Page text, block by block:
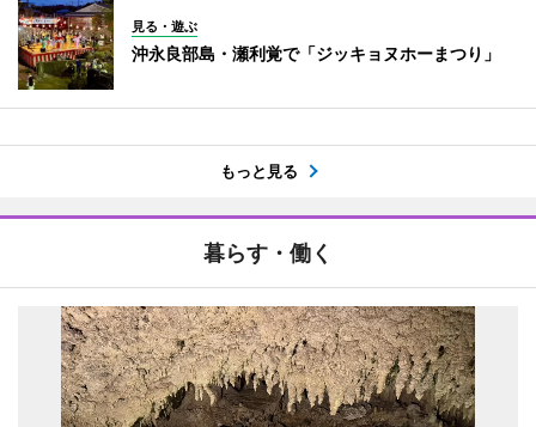
見る・遊ぶ
沖永良部島・瀬利覚で「ジッキョヌホーまつり」
もっと見る
暮らす・働く